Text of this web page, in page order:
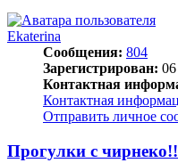
Ekaterina
Сообщения: 804
Зарегистрирован:
Контактная
Контактная
Отправить личное
Прогулки с